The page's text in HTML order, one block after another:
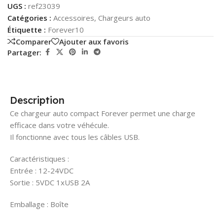
UGS : ref23039
Catégories : Accessoires, Chargeurs auto
Étiquette : Forever10
Comparer
Ajouter aux favoris
Partager:
Description
Ce chargeur auto compact Forever permet une charge
efficace dans votre véhécule.
Il fonctionne avec tous les câbles USB.
Caractéristiques :
Entrée : 12-24VDC
Sortie : 5VDC 1xUSB 2A
Emballage : Boîte